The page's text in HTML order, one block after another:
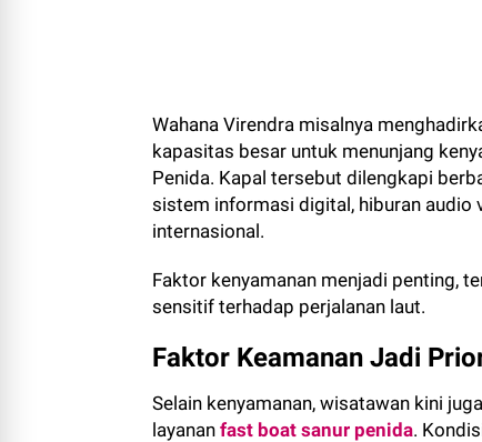
Wahana Virendra misalnya
kapasitas besar untuk menunjang
Penida. Kapal tersebut dilengkapi
sistem informasi digital, hiburan audio
internasional.
Faktor kenyamanan menjadi penting,
sensitif terhadap perjalanan laut.
Faktor Keamanan Jadi
Selain kenyamanan, wisatawan kini
layanan fast boat sanur penida.